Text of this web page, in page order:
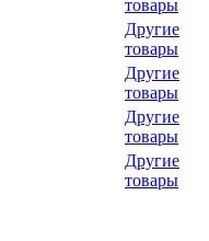
товары
Другие
товары
Другие
товары
Другие
товары
Другие
товары